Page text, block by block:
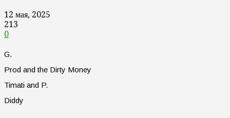
12 мая, 2025
213
0
G.
Prod and the Dirty Money
Timati and P.
Diddy